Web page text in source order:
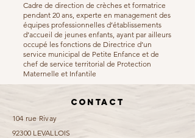
Cadre de direction de crèches et formatrice
pendant 20 ans, experte en management des
équipes professionnelles d’établissements
d’accueil de jeunes enfants, ayant par ailleurs
occupé les fonctions de Directrice d’un
service municipal de Petite Enfance et de
chef de service territorial de Protection
Maternelle et Infantile
Contact
104 rue Rivay
92300 LEVALLOIS